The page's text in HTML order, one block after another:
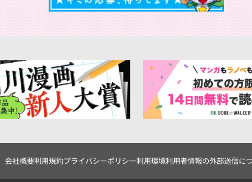
会社概要利用規約プライバシーポリシー利用環境利用者情報の外部送信に